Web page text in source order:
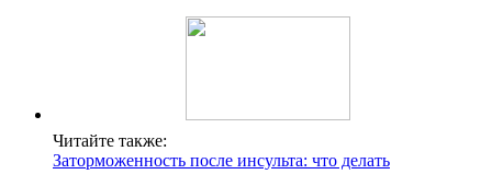
Читайте также:
Заторможенность после инсульта: что делать